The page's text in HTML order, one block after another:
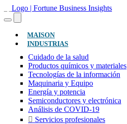
MAISON(ACTUAL)
INDUSTRIAS
Cuidado de la salud
Productos químicos y materiales
Tecnologías de la información
Maquinaria y Equipo
Energía y potencia
Semiconductores y electrónica
Análisis de COVID-19
Servicios profesionales